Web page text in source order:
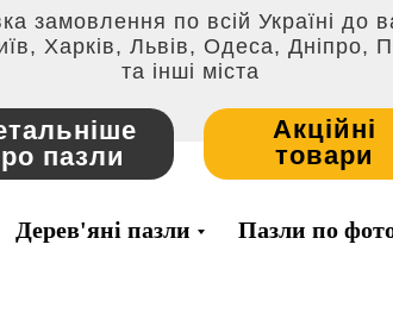
Акційні
товари
замовлення по всій Україні до
Харків, Львів, Одеса, Дніпро,
та інші міста
пазли
Дерев'яні пазли Пазли по